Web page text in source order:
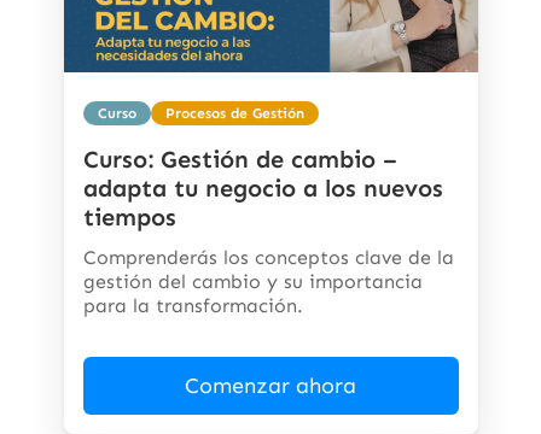
Curso Procesos de Gestión
Curso: Gestión de cambio –
adapta tu negocio a los nuevos
tiempos
Comprenderás los conceptos clave de la
gestión del cambio y su importancia
para la transformación.
Comenzar ahora